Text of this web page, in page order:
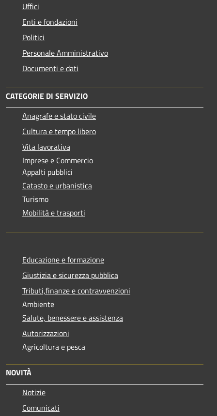
Uffici
Enti e fondazioni
Politici
Personale Amministrativo
Documenti e dati
CATEGORIE DI SERVIZIO
Anagrafe e stato civile
Cultura e tempo libero
Vita lavorativa
Imprese e Commercio
Appalti pubblici
Catasto e urbanistica
Turismo
Mobilità e trasporti
Educazione e formazione
Giustizia e sicurezza pubblica
Tributi,finanze e contravvenzioni
Ambiente
Salute, benessere e assistenza
Autorizzazioni
Agricoltura e pesca
NOVITÀ
Notizie
Comunicati